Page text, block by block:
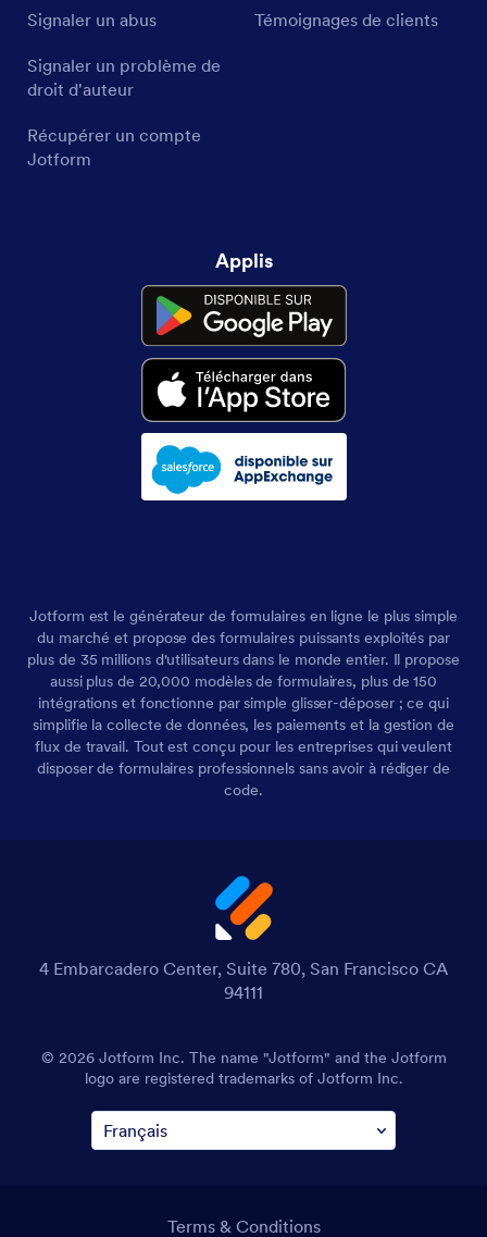
Signaler un abus
Signaler un problème de
droit d'auteur
Récupérer un compte
Jotform
Témoignages de clients
Applis
Jotform est le générateur de formulaires en ligne le plus simple
du marché et propose des formulaires puissants exploités par
plus de 35 millions d'utilisateurs dans le monde entier. Il propose
aussi plus de 20,000 modèles de formulaires, plus de 150
intégrations et fonctionne par simple glisser-déposer ; ce qui
simplifie la collecte de données, les paiements et la gestion de
flux de travail. Tout est conçu pour les entreprises qui veulent
disposer de formulaires professionnels sans avoir à rédiger de
code.
4 Embarcadero Center, Suite 780, San Francisco CA
94111
© 2026 Jotform Inc. The name "Jotform" and the Jotform
logo are registered trademarks of Jotform Inc.
Terms & Conditions